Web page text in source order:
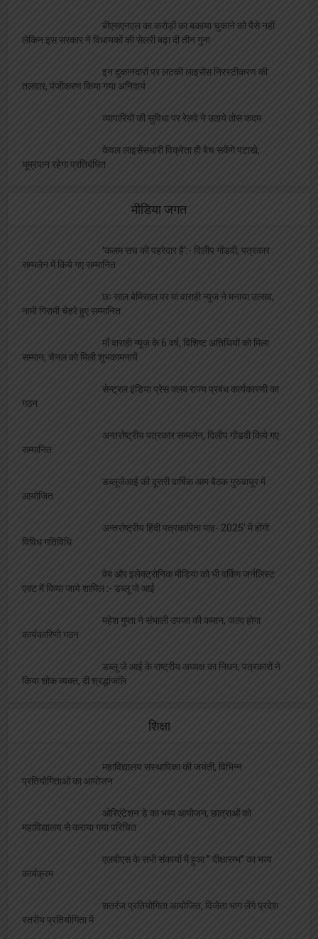
बीएसएनएल का करोड़ों का बकाया चुकाने को पैसे नहीं
लेकिन इस सरकार ने विधायकों की सेलरी बढ़ा दी तीन गुना
इन दुकानदारों पर लटकी लाइसेंस निरस्टीकरण की
तलवार, पंजीकरण किया गया अनिवार्य
व्यापारियों की सुविधा पर रेलवे ने उठाये ठोस कदम
केवल लाइसेंसधारी विक्रेता ही बेच सकेंगे पटाखे,
धूम्रपान रहेगा प्रतिबंधित
मीडिया जगत
‘कलम सच की पहरेदार है’:- दिलीप गोंडवी, पत्रकार
सम्मलेन में किये गए सम्मानित
छः साल बेमिसाल पर मां वाराही न्यूज ने मनाया उत्सव,
नामी गिरामी चेहरे हुए सम्मानित
माँ वाराही न्यूज़ के 6 वर्ष, विशिष्ट अतिथियों को मिला
सम्मान, चैनल को मिली शुभकामनायें
सेन्ट्रल इंडिया प्रेस क्लब राज्य प्रबंध कार्यकारणी का
गठन
अन्तर्राष्ट्रीय पत्रकार सम्मलेन, दिलीप गोंडवी किये गए
सम्मानित
डब्लूजेआई की दूसरी वार्षिक आम बैठक गुरुवायूर में
आयोजित
अन्तर्राष्ट्रीय हिंदी पत्रकारिता माह- 2025′ में होंगी
विविध गतिविधि
वेब और इलेक्ट्रोनिक मीडिया को भी वर्किंग जर्नलिस्ट
एक्ट में किया जाये शामिल :- डब्लू जे आई
महेश गुप्ता ने संभाली उपजा की कमान, जल्द होगा
कार्यकारिणी गठन
डब्लू जे आई के राष्ट्रीय अध्यक्ष का निधन, पत्रकारों ने
किया शोक व्यक्त, दी श्रद्धांजलि
शिक्षा
महाविद्यालय संस्थापिका की जयंती, विभिन्न
प्रतियोगिताओं का आयोजन
ओरिएंटेशन डे का भब्य आयोजन, छात्राओं को
महाविद्यालय से कराया गया परिचित
एलबीएस के सभी संकायों में हुआ ” दीक्षारम्भ” का भव्य
कार्यक्रम
शतरंज प्रतियोगिता आयोजित, विजेता भाग लेंगे प्रदेश
स्तरीय प्रतियोगिता में